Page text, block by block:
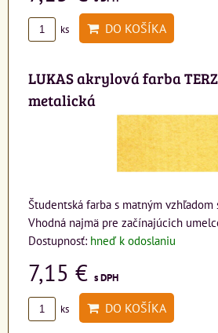
ks DO KOŠÍKA
LUKAS akrylová farba
metalická
Študentská farba s matným vzhľadom
Vhodná najmä pre začínajúcich
Dostupnosť: hneď k odoslaniu
7,15 € s DPH
ks DO KOŠÍKA